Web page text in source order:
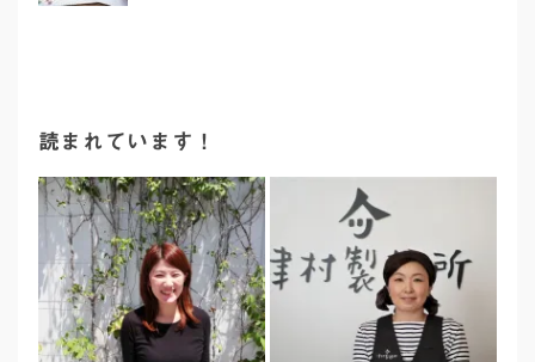
読まれています！